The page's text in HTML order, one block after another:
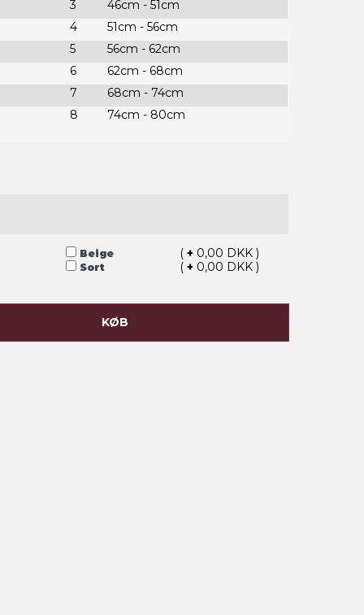
3
46cm - 51cm
4
51cm - 56cm
5
56cm - 62cm
6
62cm - 68cm
7
68cm - 74cm
8 74cm - 80cm
Beige ( + 0,00 DKK )
Sort ( + 0,00 DKK )
KØB